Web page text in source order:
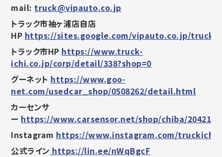
mail: truck@vipauto.co.jp
トラック市袖ヶ浦店自店
HP https://sites.google.com/vipauto.co.jp/
トラック市HP https://www.truck-
ichi.co.jp/corp/detail/338?shop=0
グーネット https://www.goo-
net.com/usedcar_shop/0508262/detail.html
カーセンサ
ー https://www.carsensor.net/shop/chiba/
Instagram https://www.instagram.com/
公式ライン https://lin.ee/nWqBgcF